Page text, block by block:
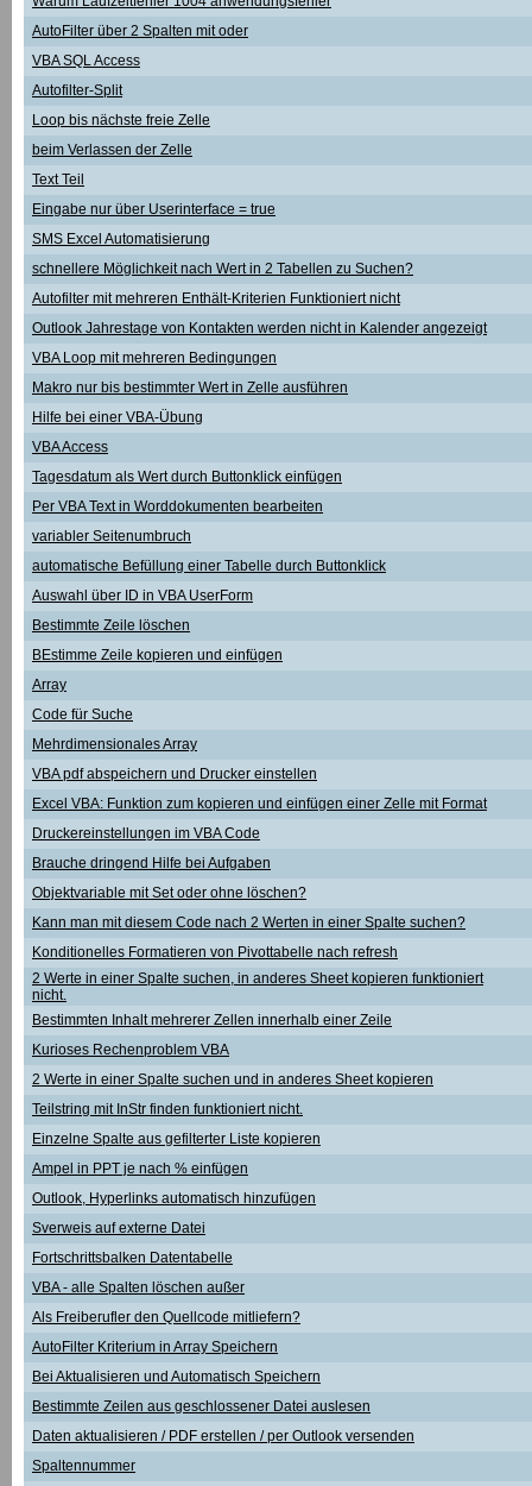
AutoFilter über 2 Spalten mit oder
VBA SQL Access
Autofilter-Split
Loop bis nächste freie Zelle
beim Verlassen der Zelle
Text Teil
Eingabe nur über Userinterface = true
SMS Excel Automatisierung
schnellere Möglichkeit nach Wert in 2 Tabellen zu Suchen?
Autofilter mit mehreren Enthält-Kriterien Funktioniert nicht
Outlook Jahrestage von Kontakten werden nicht in Kalender angezeigt
VBA Loop mit mehreren Bedingungen
Makro nur bis bestimmter Wert in Zelle ausführen
Hilfe bei einer VBA-Übung
VBA Access
Tagesdatum als Wert durch Buttonklick einfügen
Per VBA Text in Worddokumenten bearbeiten
variabler Seitenumbruch
automatische Befüllung einer Tabelle durch Buttonklick
Auswahl über ID in VBA UserForm
Bestimmte Zeile löschen
BEstimme Zeile kopieren und einfügen
Array
Code für Suche
Mehrdimensionales Array
VBA pdf abspeichern und Drucker einstellen
Excel VBA: Funktion zum kopieren und einfügen einer Zelle mit Format
Druckereinstellungen im VBA Code
Brauche dringend Hilfe bei Aufgaben
Objektvariable mit Set oder ohne löschen?
Kann man mit diesem Code nach 2 Werten in einer Spalte suchen?
Konditionelles Formatieren von Pivottabelle nach refresh
2 Werte in einer Spalte suchen, in anderes Sheet kopieren funktioniert
nicht.
Bestimmten Inhalt mehrerer Zellen innerhalb einer Zeile
Kurioses Rechenproblem VBA
2 Werte in einer Spalte suchen und in anderes Sheet kopieren
Teilstring mit InStr finden funktioniert nicht.
Einzelne Spalte aus gefilterter Liste kopieren
Ampel in PPT je nach % einfügen
Outlook, Hyperlinks automatisch hinzufügen
Sverweis auf externe Datei
Fortschrittsbalken Datentabelle
VBA - alle Spalten löschen außer
Als Freiberufler den Quellcode mitliefern?
AutoFilter Kriterium in Array Speichern
Bei Aktualisieren und Automatisch Speichern
Bestimmte Zeilen aus geschlossener Datei auslesen
Daten aktualisieren / PDF erstellen / per Outlook versenden
Spaltennummer